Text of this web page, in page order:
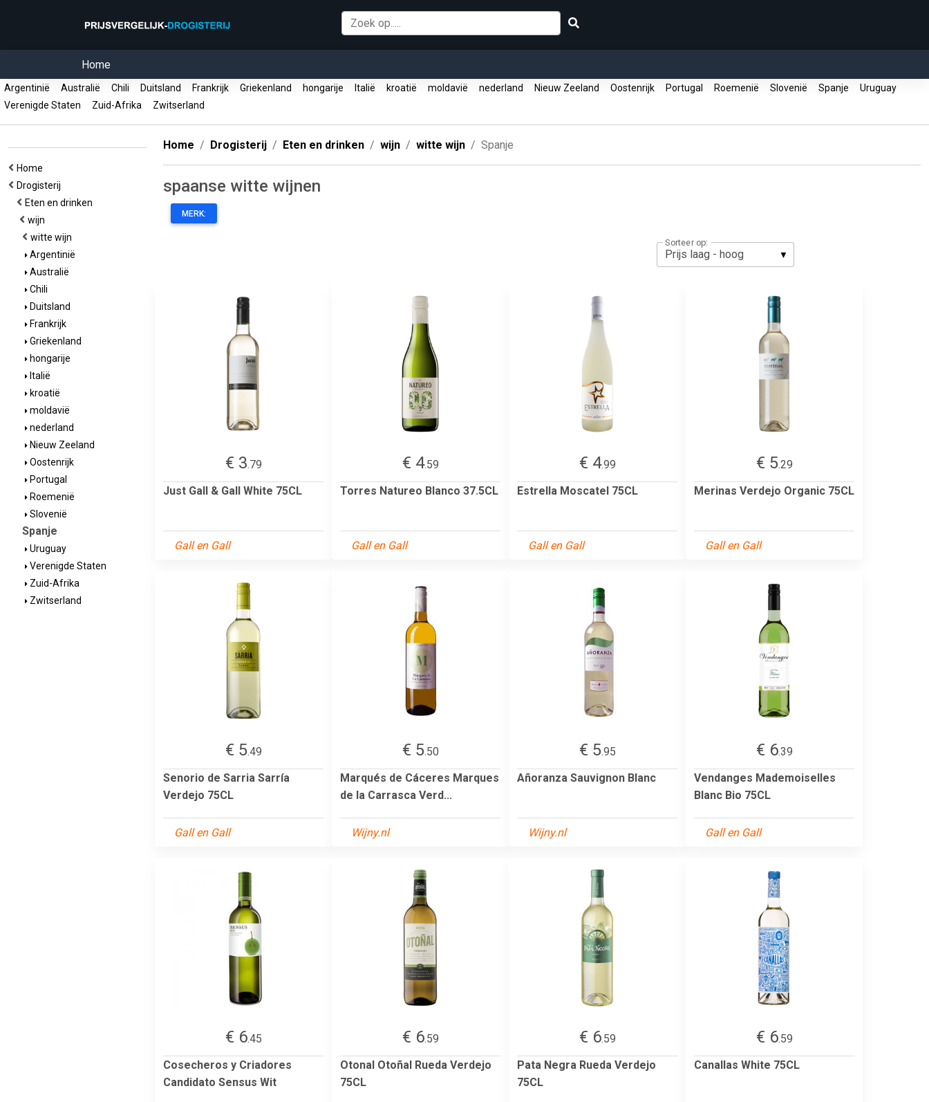
Home
Argentinië Australië Chili Duitsland Frankrijk Griekenland hongarije Italië kroatië moldavië nederland Nieuw Zeeland Oostenrijk Portugal Roemenië Slovenië Spanje
Uruguay
Verenigde Staten
Zuid-Afrika Zwitserland
Home
Drogisterij
Eten en drinken
wijn
witte wijn
Argentinië
Australië
Chili
Duitsland
Frankrijk
Griekenland
hongarije
Italië
kroatië
moldavië
nederland
Nieuw Zeeland
Oostenrijk
Portugal
Roemenië
Slovenië
Spanje
Uruguay
Verenigde Staten
Zuid-Afrika
Zwitserland
Home Drogisterij Eten en drinken wijn witte wijn Spanje
spaanse witte wijnen
MERK:
Sorteer op:
€ 3.79
Just Gall & Gall White 75CL
Gall en Gall
€ 4.59
Torres Natureo Blanco 37.5CL
Gall en Gall
€ 4.99
Estrella Moscatel 75CL
Gall en Gall
€ 5.29
Merinas Verdejo Organic 75CL
Gall en Gall
€ 5.49
Senorio de Sarria Sarría
Verdejo 75CL
Gall en Gall
€ 5.50
Marqués de Cáceres Marques
de la Carrasca Verd...
Wijny.nl
€ 5.95
Añoranza Sauvignon Blanc
Wijny.nl
€ 6.39
Vendanges Mademoiselles
Blanc Bio 75CL
Gall en Gall
€ 6.45
Cosecheros y Criadores
Candidato Sensus Wit
€ 6.59
Otonal Otoñal Rueda Verdejo
75CL
€ 6.59
Pata Negra Rueda Verdejo
75CL
€ 6.59
Canallas White 75CL